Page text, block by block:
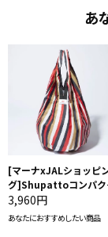
あ
[マーナxJALショッピ
グ]Shupattoコンパク
バッグ Drop JAL客室乗
務員（LC）スカーフ柄
3,960円
あなたにおすすめしたい商品